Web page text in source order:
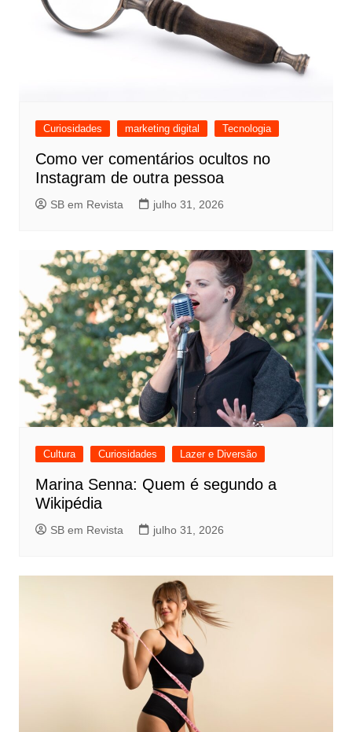
Curiosidades marketing digital Tecnologia
Como ver comentários ocultos no
Instagram de outra pessoa
SB em Revista julho 31, 2026
Cultura Curiosidades Lazer e Diversão
Marina Senna: Quem é segundo a
Wikipédia
SB em Revista julho 31, 2026